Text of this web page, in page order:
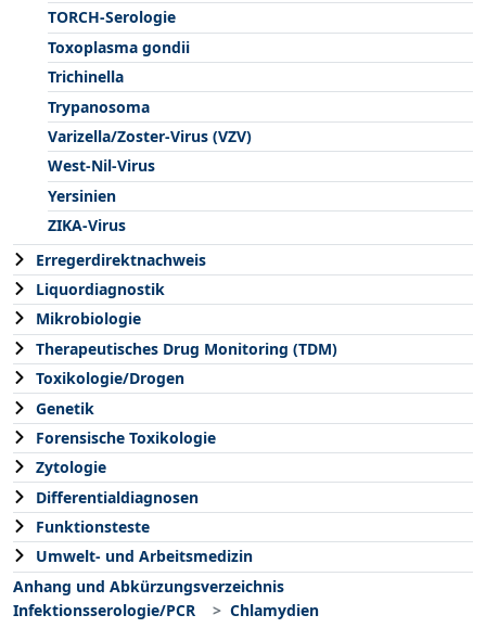
TORCH-Serologie
Toxoplasma gondii
Trichinella
Trypanosoma
Varizella/Zoster-Virus (VZV)
West-Nil-Virus
Yersinien
ZIKA-Virus
Erregerdirektnachweis
Liquordiagnostik
Mikrobiologie
Therapeutisches Drug Monitoring (TDM)
Toxikologie/Drogen
Genetik
Forensische Toxikologie
Zytologie
Differentialdiagnosen
Funktionsteste
Umwelt- und Arbeitsmedizin
Anhang und Abkürzungsverzeichnis
Infektionsserologie/PCR
Chlamydien